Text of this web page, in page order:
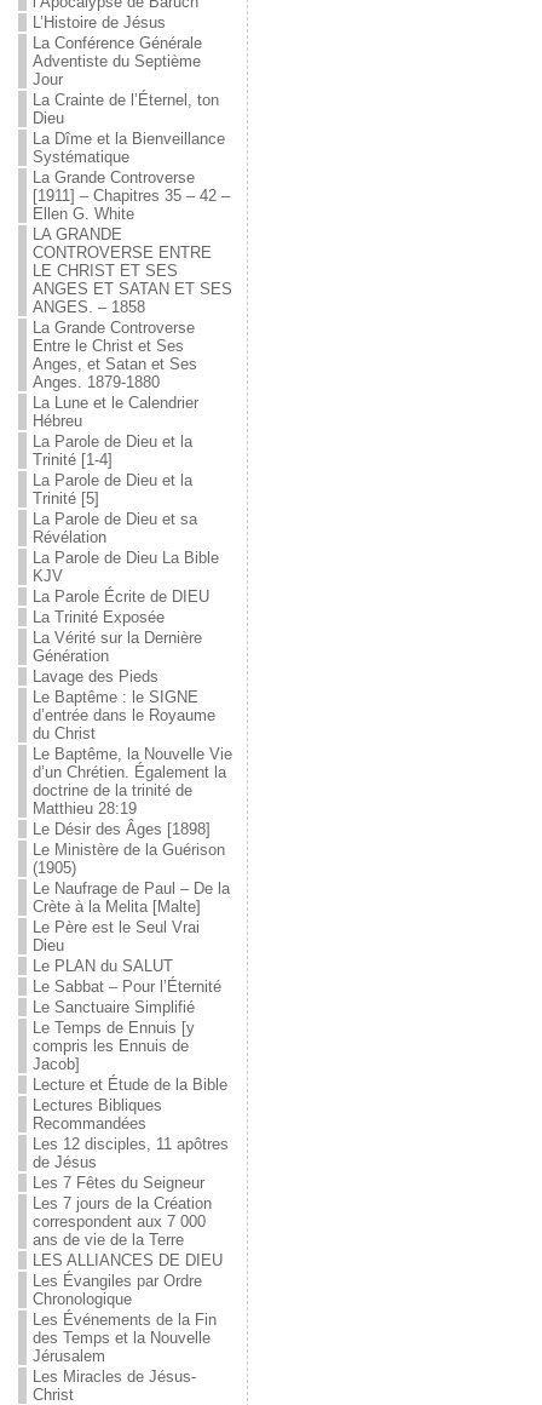
L’Histoire de Jésus
La Conférence Générale
Adventiste du Septième
Jour
La Crainte de l’Éternel, ton
Dieu
La Dîme et la Bienveillance
Systématique
La Grande Controverse
[1911] – Chapitres 35 – 42 –
Ellen G. White
LA GRANDE
CONTROVERSE ENTRE
LE CHRIST ET SES
ANGES ET SATAN ET SES
ANGES. – 1858
La Grande Controverse
Entre le Christ et Ses
Anges, et Satan et Ses
Anges. 1879-1880
La Lune et le Calendrier
Hébreu
La Parole de Dieu et la
Trinité [1-4]
La Parole de Dieu et la
Trinité [5]
La Parole de Dieu et sa
Révélation
La Parole de Dieu La Bible
KJV
La Parole Écrite de DIEU
La Trinité Exposée
La Vérité sur la Dernière
Génération
Lavage des Pieds
Le Baptême : le SIGNE
d’entrée dans le Royaume
du Christ
Le Baptême, la Nouvelle Vie
d’un Chrétien. Également la
doctrine de la trinité de
Matthieu 28:19
Le Désir des Âges [1898]
Le Ministère de la Guérison
(1905)
Le Naufrage de Paul – De la
Crète à la Melita [Malte]
Le Père est le Seul Vrai
Dieu
Le PLAN du SALUT
Le Sabbat – Pour l’Éternité
Le Sanctuaire Simplifié
Le Temps de Ennuis [y
compris les Ennuis de
Jacob]
Lecture et Étude de la Bible
Lectures Bibliques
Recommandées
Les 12 disciples, 11 apôtres
de Jésus
Les 7 Fêtes du Seigneur
Les 7 jours de la Création
correspondent aux 7 000
ans de vie de la Terre
LES ALLIANCES DE DIEU
Les Évangiles par Ordre
Chronologique
Les Événements de la Fin
des Temps et la Nouvelle
Jérusalem
Les Miracles de Jésus-
Christ